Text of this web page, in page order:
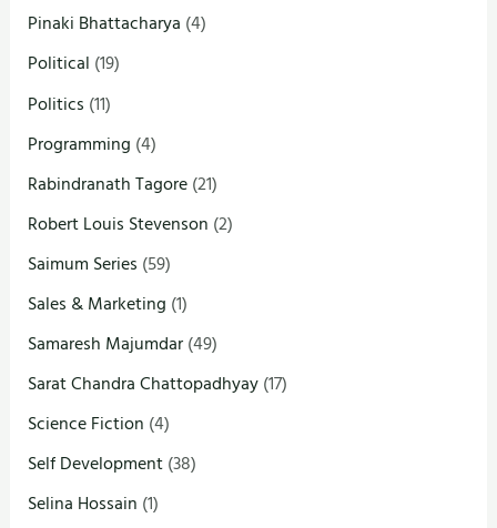
Pinaki Bhattacharya (4)
Political (19)
Politics (11)
Programming (4)
Rabindranath Tagore(21)
Robert Louis Stevenson (2)
Saimum Series (59)
Sales & Marketing (1)
Samaresh Majumdar(49)
Sarat Chandra Chattopadhyay(17)
Science Fiction (4)
Self Development(38)
Selina Hossain (1)